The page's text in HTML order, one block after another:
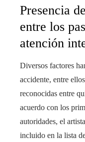
Presencia
entre los
atención
Diversos factores
accidente, entre
reconocidas entre
acuerdo con los
autoridades, el
incluido en la lista